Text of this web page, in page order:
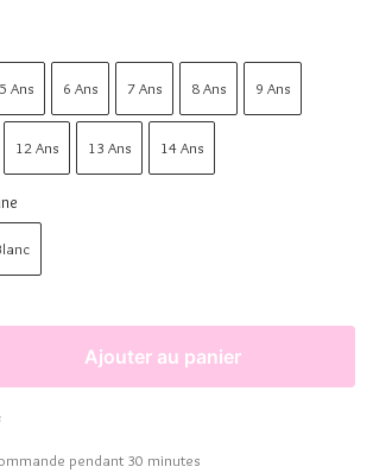
5 Ans 6 Ans 7 Ans 8 Ans 9 Ans
12 Ans 13 Ans 14 Ans
Ajouter au panier
pendant 30 minutes